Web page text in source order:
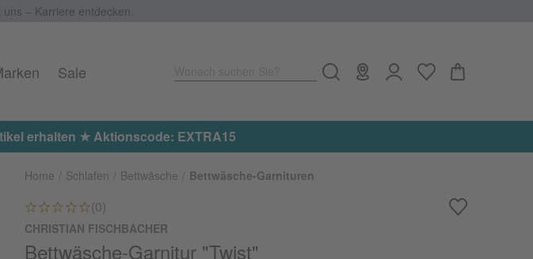
– Karriere entdecken.
Sale
Home Schlafen Bettwäsche Bettwäsche-Garnituren
(0)
CHRISTIAN FISCHBACHER
Bettwäsche-Garnitur "Twist"